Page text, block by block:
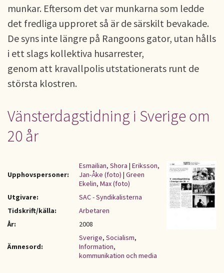
munkar. Eftersom det var munkarna som ledde
det fredliga upproret så är de särskilt bevakade.
De syns inte längre på Rangoons gator, utan hålls
i ett slags kollektiva husarrester,
genom att kravallpolis utstationerats runt de
största klostren.
Vänsterdagstidning i Sverige om
20 år
Upphovspersoner:
Esmailian, Shora | Eriksson,
Jan-Åke (foto) | Green
Ekelin, Max (foto)
Utgivare:
SAC - Syndikalisterna
Tidskrift/källa:
Arbetaren
År:
2008
Ämnesord:
Sverige, Socialism,
Information,
kommunikation och media